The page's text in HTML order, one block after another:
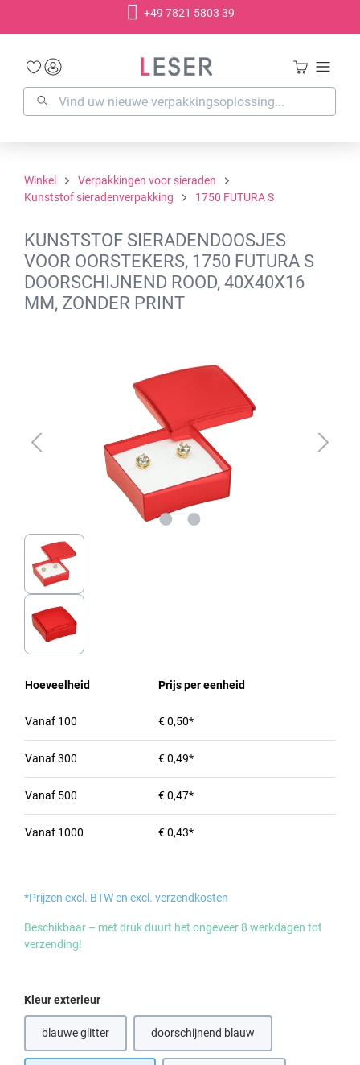
+49 7821 5803 39
Winkel
Verpakkingen voor sieraden
Kunststof sieradenverpakking
1750 FUTURA S
KUNSTSTOF SIERADENDOOSJES
VOOR OORSTEKERS, 1750 FUTURA S
DOORSCHIJNEND ROOD, 40X40X16
MM, ZONDER PRINT
Hoeveelheid Prijs per eenheid
Vanaf 100 € 0,50*
Vanaf300 € 0,49*
Vanaf 500 € 0,47*
Vanaf 1000 € 0,43*
*Prijzen excl. BTW en excl. verzendkosten
Beschikbaar – met druk duurt het ongeveer 8 werkdagen tot
verzending!
Selecteer
Kleur exterieur
blauwe glitter doorschijnend blauw